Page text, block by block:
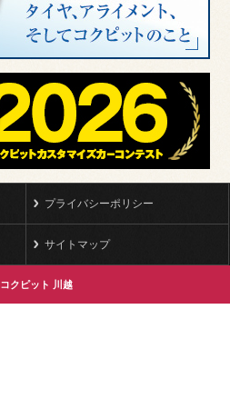
プライバシーポリシー
サイトマップ
コクピット 川越